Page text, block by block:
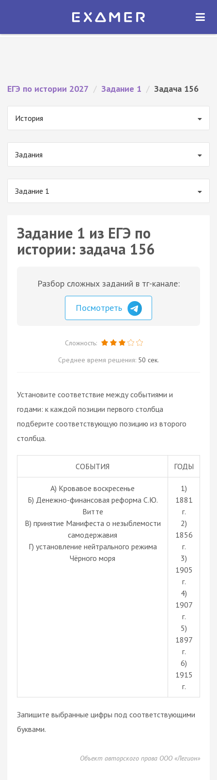
Экзамер — ЕГЭ 2027
ОТКРЫТЬ
ЕГЭ по истории 2027 / Задание 1 / Задача 156
История
Задания
Задание 1
Задание 1 из ЕГЭ по
истории: задача 156
Разбор сложных заданий в тг-канале:
Посмотреть
Сложность:
Среднее время решения: 50 сек.
Установите соответствие между событиями и
годами: к каждой позиции первого столбца
подберите соответствующую позицию из второго
столбца.
СОБЫТИЯ ГОДЫ
А) Кровавое воскресенье
Б) Денежно-финансовая реформа С.Ю.
Витте
В) принятие Манифеста о незыблемости
самодержавия
Г) установление нейтрального режима
Чёрного моря
1)
1881
г.
2)
1856
г.
3)
1905
г.
4)
1907
г.
5)
1897
г.
6)
1915
г.
Запишите выбранные цифры под соответствующими
буквами.
Объект авторского права ООО «Легион»